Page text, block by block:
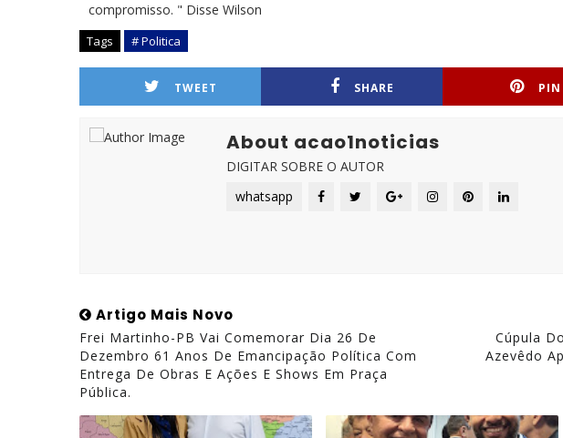
compromisso. " Disse Wilson
Tags # Politica
TWEET SHARE
About acao1noticias
DIGITAR SOBRE O AUTOR
whatsapp
Artigo Mais Novo
Frei Martinho-PB Vai Comemorar Dia 26 De
Dezembro 61 Anos De Emancipação Política Com
Entrega De Obras E Ações E Shows Em Praça
Pública.
Cúpula
Azevêdo